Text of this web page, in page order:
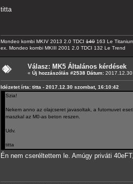
titta
Mondeo kombi MKIV 2013 2.0 TDCI 140 163 Le
ex. Mondeo kombi MKIII 2001 2.0 TDCI 132 Le Trend
Válasz: MK5 Általános kérdések
« Új hozzászólás #2538 Dátum:
Idézetet írta: titta - 2017.12.30 szombat, 16:10:42
Szia!
Nekem anno az olajcseret javasoltak, a futomuvet
maszkal az M0-as beton reszen.
Udv.
titta
Én nem cseréltettem le. Amúgy priváti